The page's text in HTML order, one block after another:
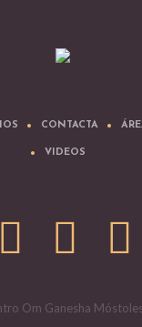
CONTACTA
VIDEOS
Om Ganesha Móstoles